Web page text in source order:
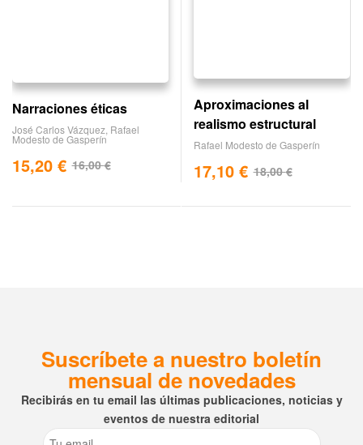
Narraciones éticas
José Carlos Vázquez Rafael
Modesto de Gasperín
16,00€
15,20 €
Aproximaciones al
realismo estructural
Rafael Modesto de Gasperín
18,00€
17,10 €
Suscríbete a nuestro boletín
mensual de novedades
Recibirás en tu email las últimas publicaciones, noticias y
eventos de nuestra editorial
Email